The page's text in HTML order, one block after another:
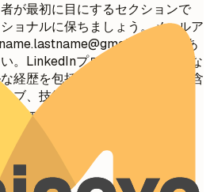
が最初に目にするセクションで
ョナルに保ちましょう。メールア
）であ
。LinkedInプロフィールは、あな
経歴を包括的に把握するために含
ブ、技術、デザイン系の職種で
ウェブサイトが推奨されます。